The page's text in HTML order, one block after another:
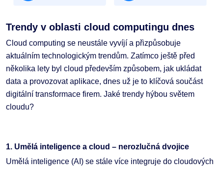
Trendy v oblasti cloud computingu dnes
Cloud computing se neustále vyvíjí a přizpůsobuje
aktuálním technologickým trendům. Zatímco ještě před
několika lety byl cloud především způsobem, jak ukládat
data a provozovat aplikace, dnes už je to klíčová součást
digitální transformace firem. Jaké trendy hýbou světem
cloudu?
1. Umělá inteligence a cloud – nerozlučná dvojice
Umělá inteligence (AI) se stále více integruje do cloudových